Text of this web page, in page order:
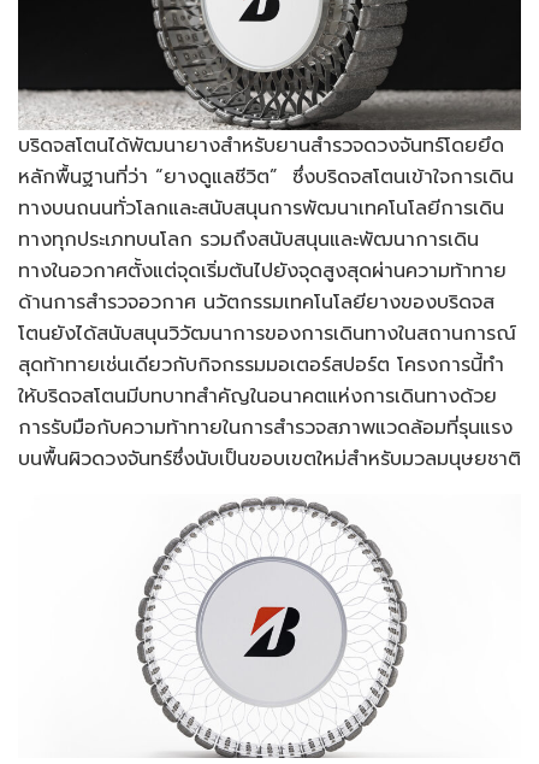
บริดจสโตนได้พัฒนายางสำหรับยานสำรวจดวงจันทร์โดยยึด
หลักพื้นฐานที่ว่า “ยางดูแลชีวิต” ซึ่งบริดจสโตนเข้าใจการเดิน
ทางบนถนนทั่วโลกและสนับสนุนการพัฒนาเทคโนโลยีการเดิน
ทางทุกประเภทบนโลก รวมถึงสนับสนุนและพัฒนาการเดิน
ทางในอวกาศตั้งแต่จุดเริ่มต้นไปยังจุดสูงสุดผ่านความท้าทาย
ด้านการสำรวจอวกาศ นวัตกรรมเทคโนโลยียางของบริดจส
โตนยังได้สนับสนุนวิวัฒนาการของการเดินทางในสถานการณ์
สุดท้าทายเช่นเดียวกับกิจกรรมมอเตอร์สปอร์ต โครงการนี้ทำ
ให้บริดจสโตนมีบทบาทสำคัญในอนาคตแห่งการเดินทางด้วย
การรับมือกับความท้าทายในการสำรวจสภาพแวดล้อมที่รุนแรง
บนพื้นผิวดวงจันทร์ซึ่งนับเป็นขอบเขตใหม่สำหรับมวลมนุษยชาติ